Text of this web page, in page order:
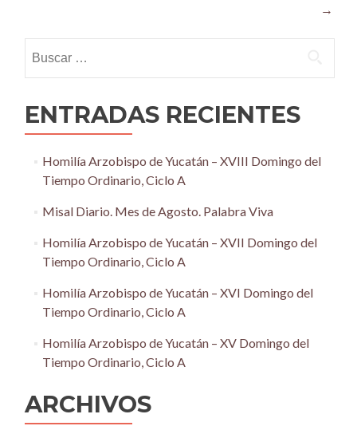
→
ENTRADAS RECIENTES
Homilía Arzobispo de Yucatán – XVIII Domingo del
Tiempo Ordinario, Ciclo A
Misal Diario. Mes de Agosto. Palabra Viva
Homilía Arzobispo de Yucatán – XVII Domingo del
Tiempo Ordinario, Ciclo A
Homilía Arzobispo de Yucatán – XVI Domingo del
Tiempo Ordinario, Ciclo A
Homilía Arzobispo de Yucatán – XV Domingo del
Tiempo Ordinario, Ciclo A
ARCHIVOS